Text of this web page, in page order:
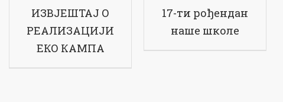
ИЗВЈЕШТАЈ О
РЕАЛИЗАЦИЈИ
ЕКО КАМПА
17-ти рођендан
наше школе